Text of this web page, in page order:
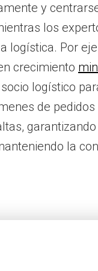
y
los
logística. Por
crecimiento
logístico
de
la